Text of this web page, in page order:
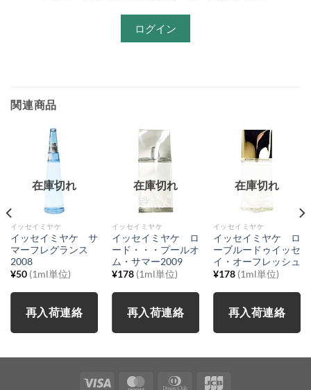
ログイン
関連商品
在庫切れ
イッセイミヤケ
イッセイミヤケ サ
マーフレグランス
2008
¥50 (1ml単位)
再入荷連絡
在庫切れ
イッセイミヤケ
イッセイミヤケ ロ
ード・・・プールオ
ム・サマー2009
¥178 (1ml単位)
再入荷連絡
在庫切れ
イッセイミヤケ
イッセイミヤケ ロ
ーブルードゥイッセ
イ・オーフレッシュ
¥178 (1ml単位)
再入荷連絡